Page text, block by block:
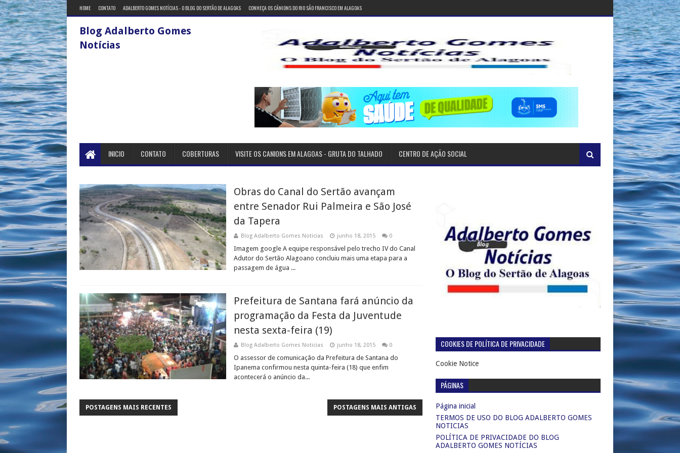
HOME CONTATO ADALBERTO GOMES NOTÍCIAS - O BLOG DO SERTÃO DE ALAGOAS CONHEÇA OS CÂNIONS DO RIO SÃO FRANCISCO EM ALAGOAS
Blog Adalberto Gomes
Notícias
INICIO CONTATO COBERTURAS VISITE OS CANIONS EM ALAGOAS - GRUTA DO TALHADO CENTRO DE AÇÃO SOCIAL
Obras do Canal do Sertão avançam
entre Senador Rui Palmeira e São José
da Tapera
Blog Adalberto Gomes Noticias junho 18, 2015 0
Imagem google A equipe responsável pelo trecho IV do Canal
Adutor do Sertão Alagoano concluiu mais uma etapa para a
passagem de água ...
Prefeitura de Santana fará anúncio da
programação da Festa da Juventude
nesta sexta-feira (19)
Blog Adalberto Gomes Noticias junho 18, 2015 0
O assessor de comunicação da Prefeitura de Santana do
Ipanema confirmou nesta quinta-feira (18) que enfim
acontecerá o anúncio da...
POSTAGENS MAIS RECENTES POSTAGENS MAIS ANTIGAS
COOKIES DE POLÍTICA DE PRIVACIDADE
Cookie Notice
PÁGINAS
Página inicial
TERMOS DE USO DO BLOG ADALBERTO GOMES
NOTICIAS
POLÍTICA DE PRIVACIDADE DO BLOG
ADALBERTO GOMES NOTÍCIAS